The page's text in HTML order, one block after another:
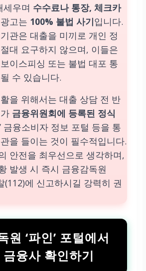
세우며 수수료나 통장, 체크카
고는 100% 불법 사기입니다.
관은 대출을 미끼로 개인 정
대 요구하지 않으며, 이들은
이스피싱 또는 불법 대포 통
수 있습니다.
을 위해서는 대출 상담 전 반
금융위원회에 등록된 정식
금융소비자 정보 포털 등을 통
을 들이는 것이 필수적입니다.
안전을 최우선으로 생각하며,
발생 시 즉시 금융감독원
(112)에 신고하시길 강력히 권
원 ‘파인’ 포털에서
금융사 확인하기